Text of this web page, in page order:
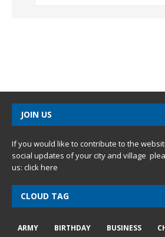
JOIN US
If you would like to contribute to the
social updates of your city and village
us: click here
CLOUD TAG
ARMY BIRTHDAY BUSINESS